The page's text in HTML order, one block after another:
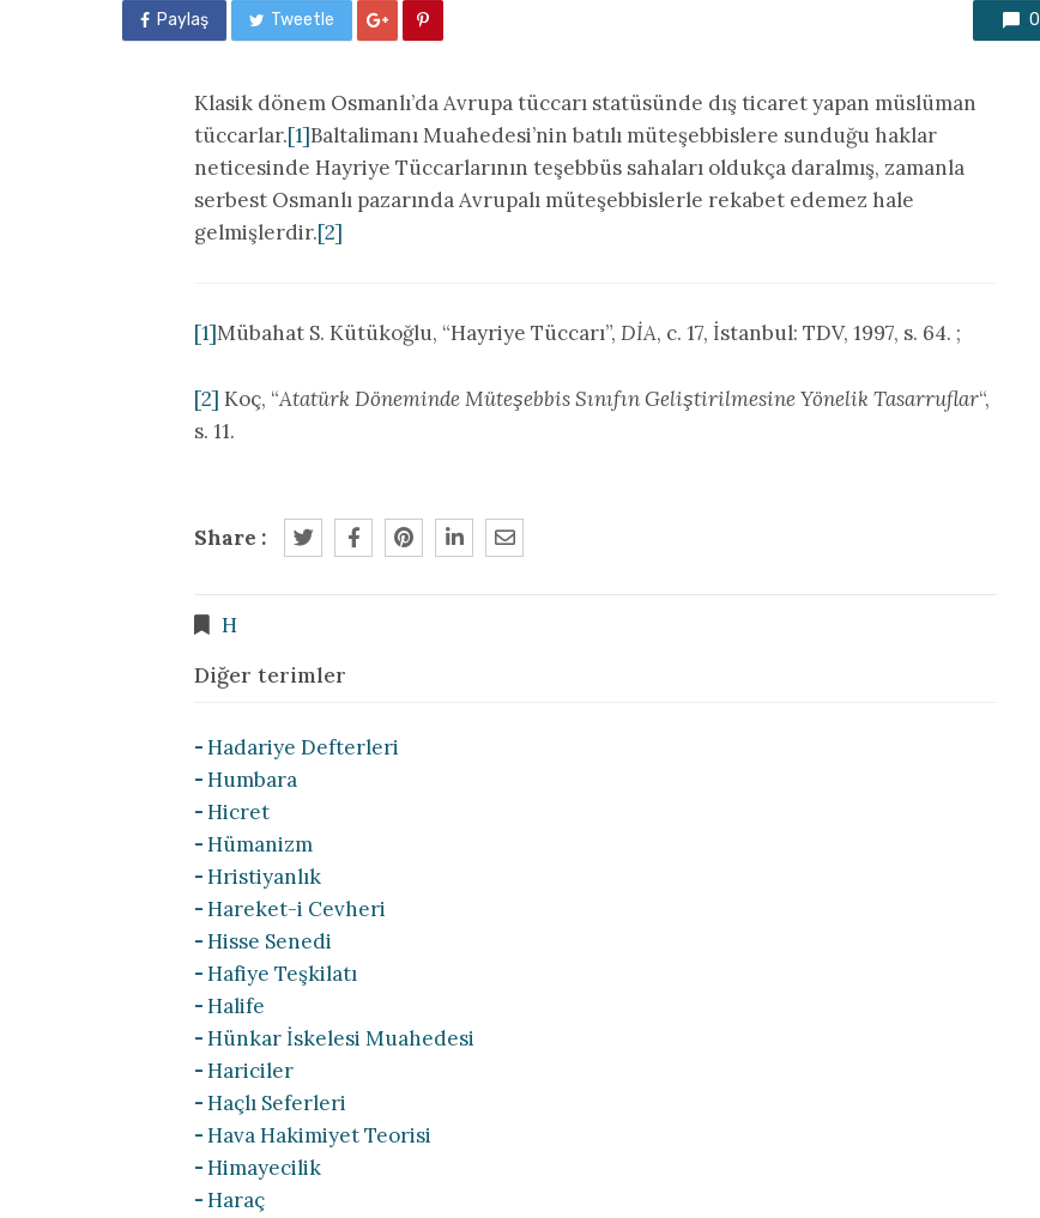
Paylaş Tweetle 0
Klasik dönem Osmanlı’da Avrupa tüccarı statüsünde dış ticaret yapan müslüman
tüccarlar.[1]Baltalimanı Muahedesi’nin batılı müteşebbislere sunduğu haklar
neticesinde Hayriye Tüccarlarının teşebbüs sahaları oldukça daralmış, zamanla
serbest Osmanlı pazarında Avrupalı müteşebbislerle rekabet edemez hale
gelmişlerdir.[2]
[1]Mübahat S. Kütükoğlu, “Hayriye Tüccarı”, DİA, c. 17, İstanbul: TDV, 1997, s. 64. ;
[2] Koç, “Atatürk Döneminde Müteşebbis Sınıfın Geliştirilmesine Yönelik Tasarruflar“,
s. 11.
Share :
H
Diğer terimler
Hadariye Defterleri
Humbara
Hicret
Hümanizm
Hristiyanlık
Hareket-i Cevheri
Hisse Senedi
Hafiye Teşkilatı
Halife
Hünkar İskelesi Muahedesi
Hariciler
Haçlı Seferleri
Hava Hakimiyet Teorisi
Himayecilik
Haraç